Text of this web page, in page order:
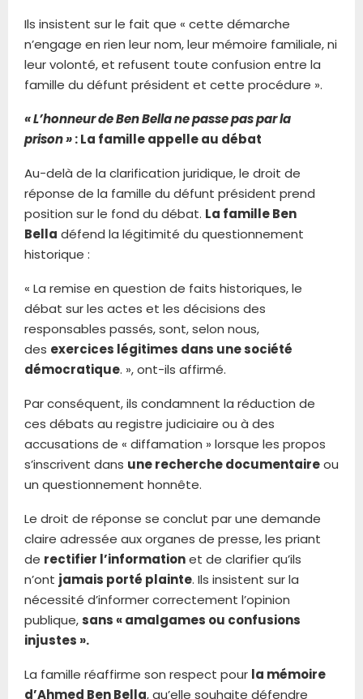
Ils insistent sur le fait que « cette démarche
n’engage en rien leur nom, leur mémoire familiale, ni
leur volonté, et refusent toute confusion entre la
famille du défunt président et cette procédure ».
« L’honneur de Ben Bella ne passe pas par la
prison »: La famille appelle au débat
Au-delà de la clarification juridique, le droit de
réponse de la famille du défunt président prend
position sur le fond du débat. La famille Ben
Bella défend la légitimité du questionnement
historique :
« La remise en question de faits historiques, le
débat sur les actes et les décisions des
responsables passés, sont, selon nous,
des exercices légitimes dans une société
démocratique. », ont-ils affirmé.
Par conséquent, ils condamnent la réduction de
ces débats au registre judiciaire ou à des
accusations de « diffamation » lorsque les propos
s’inscrivent dans une recherche documentaireou
un questionnement honnête.
Le droit de réponse se conclut par une demande
claire adressée aux organes de presse, les priant
de rectifier l’informationet de clarifier qu’ils
n’ont jamais porté plainte. Ils insistent sur la
nécessité d’informer correctement l’opinion
publique,sans « amalgames ou confusions
injustes ».
La famille réaffirme son respect pour la mémoire
d’Ahmed Ben Bella, qu’elle souhaite défendre